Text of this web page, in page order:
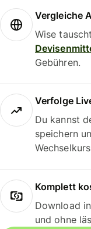
Vergleiche
Wise
Gebühren.
Verfolge
Du kannst
speichern
Komplett
Download
und ohne